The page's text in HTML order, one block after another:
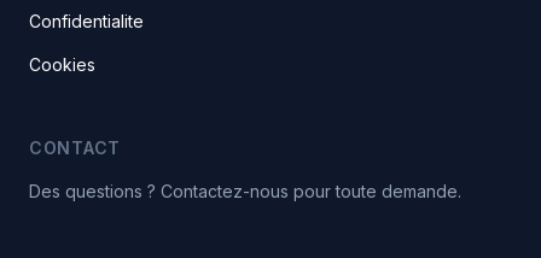
Confidentialite
Cookies
CONTACT
Des questions ? Contactez-nous pour toute demande.